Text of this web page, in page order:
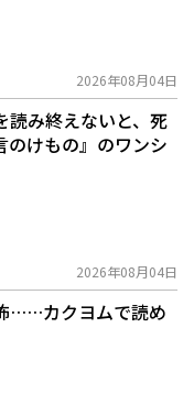
2026年08月04日
読み終えないと、死
のけもの』のワンシ
2026年08月04日
……カクヨムで読め